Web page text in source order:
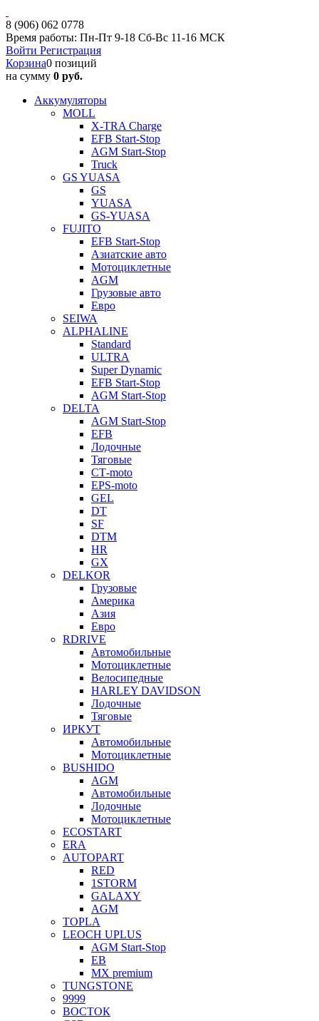
8 (906) 062 0778
Время работы: Пн-Пт 9-18 Сб-Вс 11-16 МСК
Войти Регистрация
Корзина0 позиций
на сумму 0 руб.
Аккумуляторы
MOLL
X-TRA Charge
EFB Start-Stop
AGM Start-Stop
Truck
GS YUASA
GS
YUASA
GS-YUASA
FUJITO
EFB Start-Stop
Азиатские авто
Мотоциклетные
AGM
Грузовые авто
Евро
SEIWA
ALPHALINE
Standard
ULTRA
Super Dynamic
EFB Start-Stop
AGM Start-Stop
DELTA
AGM Start-Stop
EFB
Лодочные
Тяговые
СТ-moto
EPS-moto
GEL
DT
SF
DTM
HR
GX
DELKOR
Грузовые
Америка
Азия
Евро
RDRIVE
Автомобильные
Мотоциклетные
Велосипедные
HARLEY DAVIDSON
Лодочные
Тяговые
ИРКУТ
Автомобильные
Мотоциклетные
BUSHIDO
AGM
Автомобильные
Лодочные
Мотоциклетные
ECOSTART
ERA
AUTOPART
RED
1STORM
GALAXY
AGM
TOPLA
LEOCH UPLUS
AGM Start-Stop
EB
MX premium
TUNGSTONE
9999
ВОСТОК